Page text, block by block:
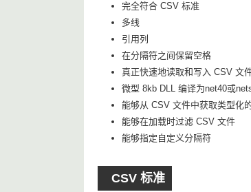
完全符合 CSV 标准
多线
引用列
在分隔符之间保留空格
真正快速地读取和写入 CSV 文
微型 8kb DLL 编译为net40或
能够从 CSV 文件中获取类型化
能够在加载时过滤 CSV 文件
能够指定自定义分隔符
CSV 标准